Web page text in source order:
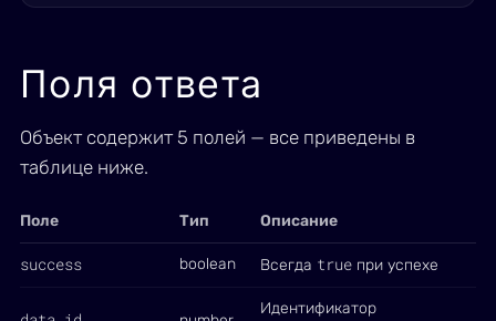
Поля ответа
Объект содержит 5 полей — все приведены в
таблице ниже.
Поле Тип Описание
success boolean Всегда true при успехе
Идентификатор